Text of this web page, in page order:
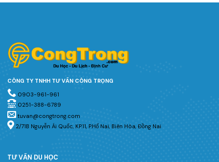
CÔNG TY TNHH TƯ VẤN CÔNG TRỌNG
0903-961-961
0251-388-6789
tuvan@congtrong.com
2/71B Nguyễn Ái Quốc, KP.11, P.Hố Nai, Biên Hòa, Đồng Nai
TƯ VẤN DU HỌC